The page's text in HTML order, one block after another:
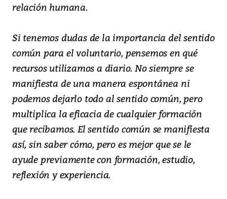
relación humana.
Si tenemos dudas de la importancia del sentido
común para el voluntario, pensemos en qué
recursos utilizamos a diario. No siempre se
manifiesta de una manera espontánea ni
podemos dejarlo todo al sentido común, pero
multiplica la eficacia de cualquier formación
que recibamos. El sentido común se manifiesta
así, sin saber cómo, pero es mejor que se le
ayude previamente con formación, estudio,
reflexión y experiencia.